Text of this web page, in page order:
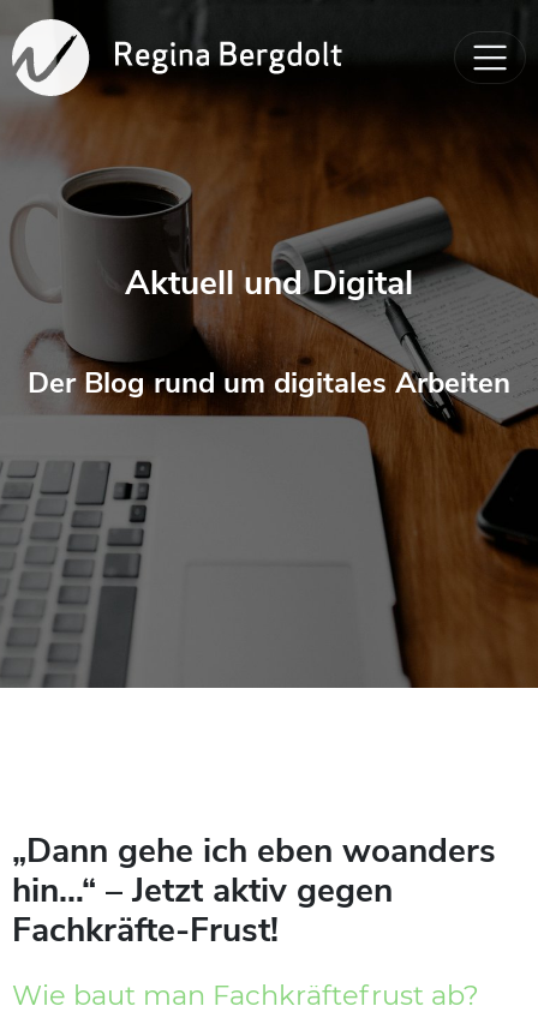
Aktuell und Digital
Der Blog rund um digitales Arbeiten
„Dann gehe ich eben woanders
hin…“ – Jetzt aktiv gegen
Fachkräfte-Frust!
Wie baut man Fachkräftefrust ab?